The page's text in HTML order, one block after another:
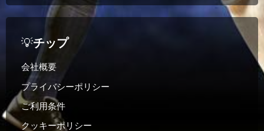
💡チップ
会社概要
プライバシーポリシー
ご利用条件
クッキーポリシー